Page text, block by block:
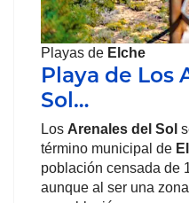
Playas de Elche
Playa de Los
Sol…
Los Arenales del Sol
término municipal de
población censada de
aunque al ser una